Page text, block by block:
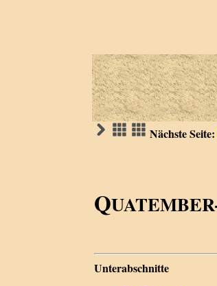
Nächste Seite:
Q
Unterabschnitte